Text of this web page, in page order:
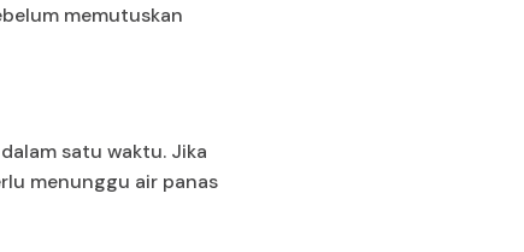
memutuskan
satu waktu. Jika
menunggu air panas